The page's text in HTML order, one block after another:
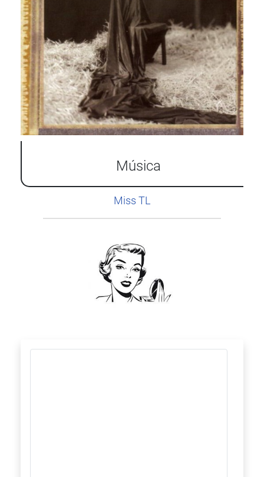
Música
Miss TL